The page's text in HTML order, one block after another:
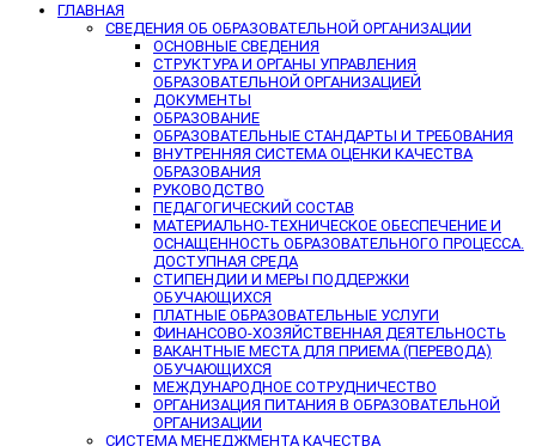
ГЛАВНАЯ
СВЕДЕНИЯ ОБ ОБРАЗОВАТЕЛЬНОЙ ОРГАНИЗАЦИИ
ОСНОВНЫЕ СВЕДЕНИЯ
СТРУКТУРА И ОРГАНЫ УПРАВЛЕНИЯ
ОБРАЗОВАТЕЛЬНОЙ ОРГАНИЗАЦИЕЙ
ДОКУМЕНТЫ
ОБРАЗОВАНИЕ
ОБРАЗОВАТЕЛЬНЫЕ СТАНДАРТЫ И ТРЕБОВАНИЯ
ВНУТРЕННЯЯ СИСТЕМА ОЦЕНКИ КАЧЕСТВА
ОБРАЗОВАНИЯ
РУКОВОДСТВО
ПЕДАГОГИЧЕСКИЙ СОСТАВ
МАТЕРИАЛЬНО-ТЕХНИЧЕСКОЕ ОБЕСПЕЧЕНИЕ И
ОСНАЩЕННОСТЬ ОБРАЗОВАТЕЛЬНОГО ПРОЦЕССА.
ДОСТУПНАЯ СРЕДА
СТИПЕНДИИ И МЕРЫ ПОДДЕРЖКИ
ОБУЧАЮЩИХСЯ
ПЛАТНЫЕ ОБРАЗОВАТЕЛЬНЫЕ УСЛУГИ
ФИНАНСОВО-ХОЗЯЙСТВЕННАЯ ДЕЯТЕЛЬНОСТЬ
ВАКАНТНЫЕ МЕСТА ДЛЯ ПРИЕМА (ПЕРЕВОДА)
ОБУЧАЮЩИХСЯ
МЕЖДУНАРОДНОЕ СОТРУДНИЧЕСТВО
ОРГАНИЗАЦИЯ ПИТАНИЯ В ОБРАЗОВАТЕЛЬНОЙ
ОРГАНИЗАЦИИ
СИСТЕМА МЕНЕДЖМЕНТА КАЧЕСТВА